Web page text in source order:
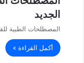
الجديد
المصطلحات الطبية
أكمل القراءة »